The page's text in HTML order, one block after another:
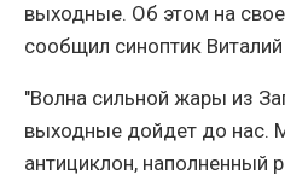
выходные. Об этом на
сообщил синоптик
"Волна сильной жары из
выходные дойдет до нас.
антициклон, наполненный